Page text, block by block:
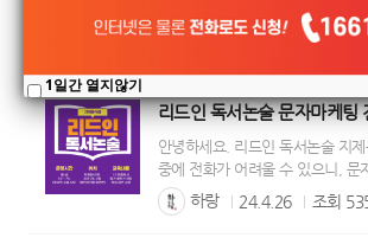
한 최신식 신축호텔 입니다. 전 객
리드인 독서논술 문자마케팅
안녕하세요. 리드인 독서논술 지
중에 전화가 어려울 수 있으니, 문
하랑
24.4.26 조회
1일간 열지않기